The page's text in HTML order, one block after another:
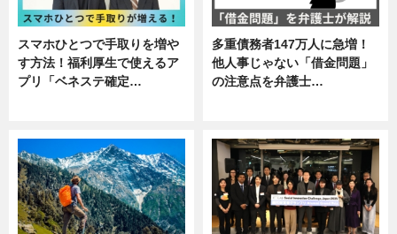
スマホひとつで手取りを増や
す方法！福利厚生で使えるア
プリ「ベネステ確定…
多重債務者147万人に急増！
他人事じゃない「借金問題」
の注意点を弁護士…